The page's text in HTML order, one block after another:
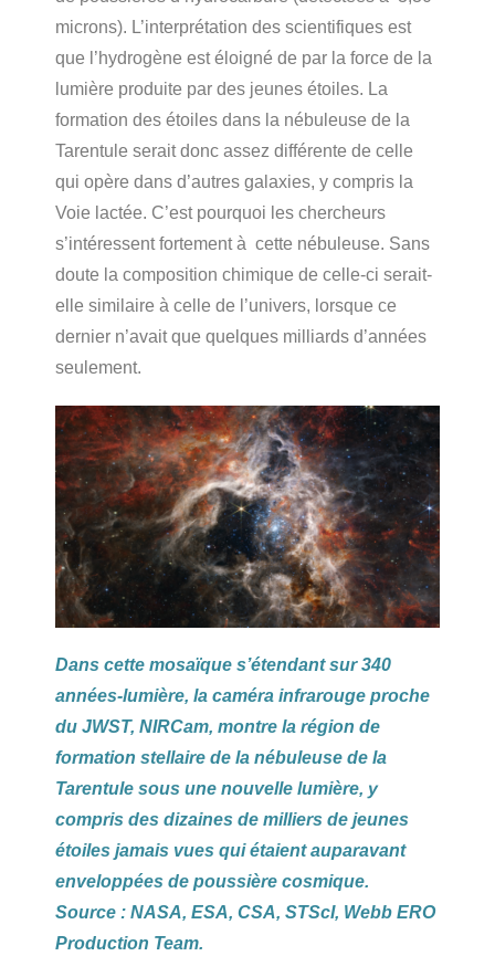
microns). L’interprétation des scientifiques est
que l’hydrogène est éloigné de par la force de la
lumière produite par des jeunes étoiles. La
formation des étoiles dans la nébuleuse de la
Tarentule serait donc assez différente de celle
qui opère dans d’autres galaxies, y compris la
Voie lactée. C’est pourquoi les chercheurs
s’intéressent fortement à cette nébuleuse. Sans
doute la composition chimique de celle-ci serait-
elle similaire à celle de l’univers, lorsque ce
dernier n’avait que quelques milliards d’années
seulement.
Dans cette mosaïque s’étendant sur 340
années-lumière, la caméra infrarouge proche
du JWST, NIRCam, montre la région de
formation stellaire de la nébuleuse de la
Tarentule sous une nouvelle lumière, y
compris des dizaines de milliers de jeunes
étoiles jamais vues qui étaient auparavant
enveloppées de poussière cosmique.
Source : NASA, ESA, CSA, STScI, Webb ERO
Production Team.